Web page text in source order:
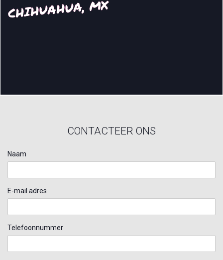
CHIHUAHUA, MX
CONTACTEER ONS
Naam
E-mail adres
Telefoonnummer